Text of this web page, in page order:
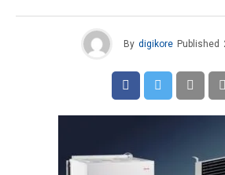
By digikore Published